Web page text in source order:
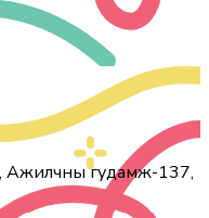
Ажилчны гудамж-137,